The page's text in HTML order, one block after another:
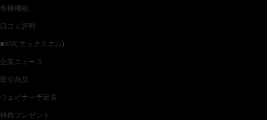
各種機能
口コミ評判
■XM( エックスエム)
企業ニュース
取引商品
ウェビナー予定表
特典プレゼント